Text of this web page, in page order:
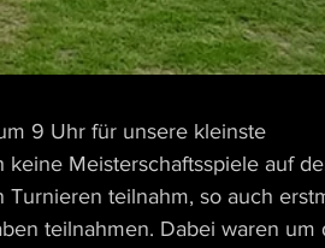
9 Uhr für unsere kleinste
keine Meisterschaftsspiele auf
teilnahm, so auch
teilnahmen. Dabei waren um